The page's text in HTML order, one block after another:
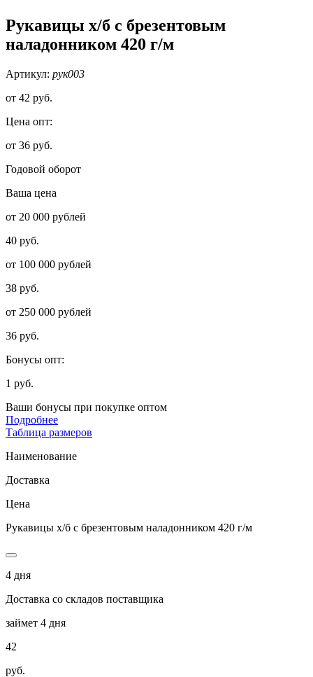
Рукавицы х/б с брезентовым
наладонником 420 г/м
Артикул: рук003
от 42 руб.
Цена опт:
от 36 руб.
Годовой оборот
Ваша цена
от 20 000 рублей
40 руб.
от 100 000 рублей
38 руб.
от 250 000 рублей
36 руб.
Бонусы опт:
1 руб.
Ваши бонусы при покупке оптом
Подробнее
Таблица размеров
Наименование
Доставка
Цена
Рукавицы х/б с брезентовым наладонником 420 г/м
4 дня
Доставка со складов поставщика
займет 4 дня
42
руб.